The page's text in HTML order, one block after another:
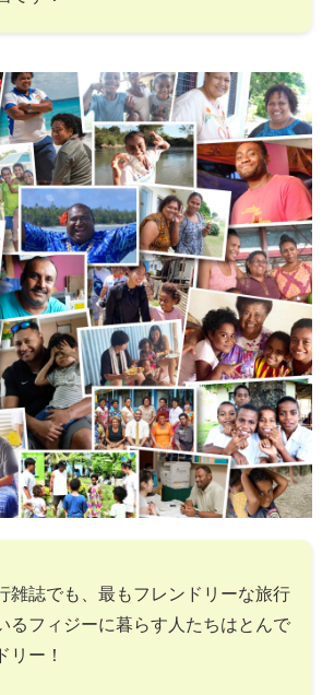
雑誌でも、最もフレンドリーな旅行
るフィジーに暮らす人たちはとんで
リー！